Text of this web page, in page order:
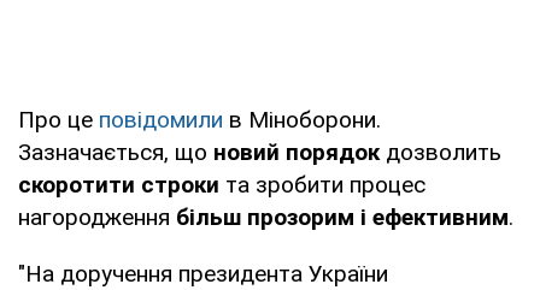
Про це повідомили в Міноборони.
Зазначається, що новий порядокдозволить
скоротити строки та зробити процес
нагородження більш прозорим і ефективним.
"На доручення президента України